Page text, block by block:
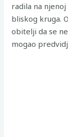
radila na
bliskog kruga.
obitelji da se
mogao